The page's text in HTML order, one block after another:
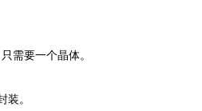
要一个晶体。
。